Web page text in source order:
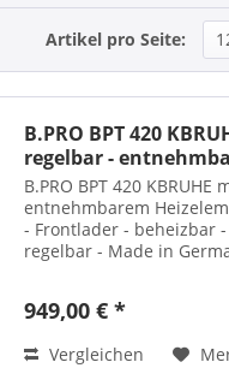
Artikel pro Seite:
B.PRO BPT 420
regelbar -
B.PRO BPT 420 KBRUHE
entnehmbarem
- Frontlader - beheizbar -
regelbar - Made in
949,00 € *
Vergleichen